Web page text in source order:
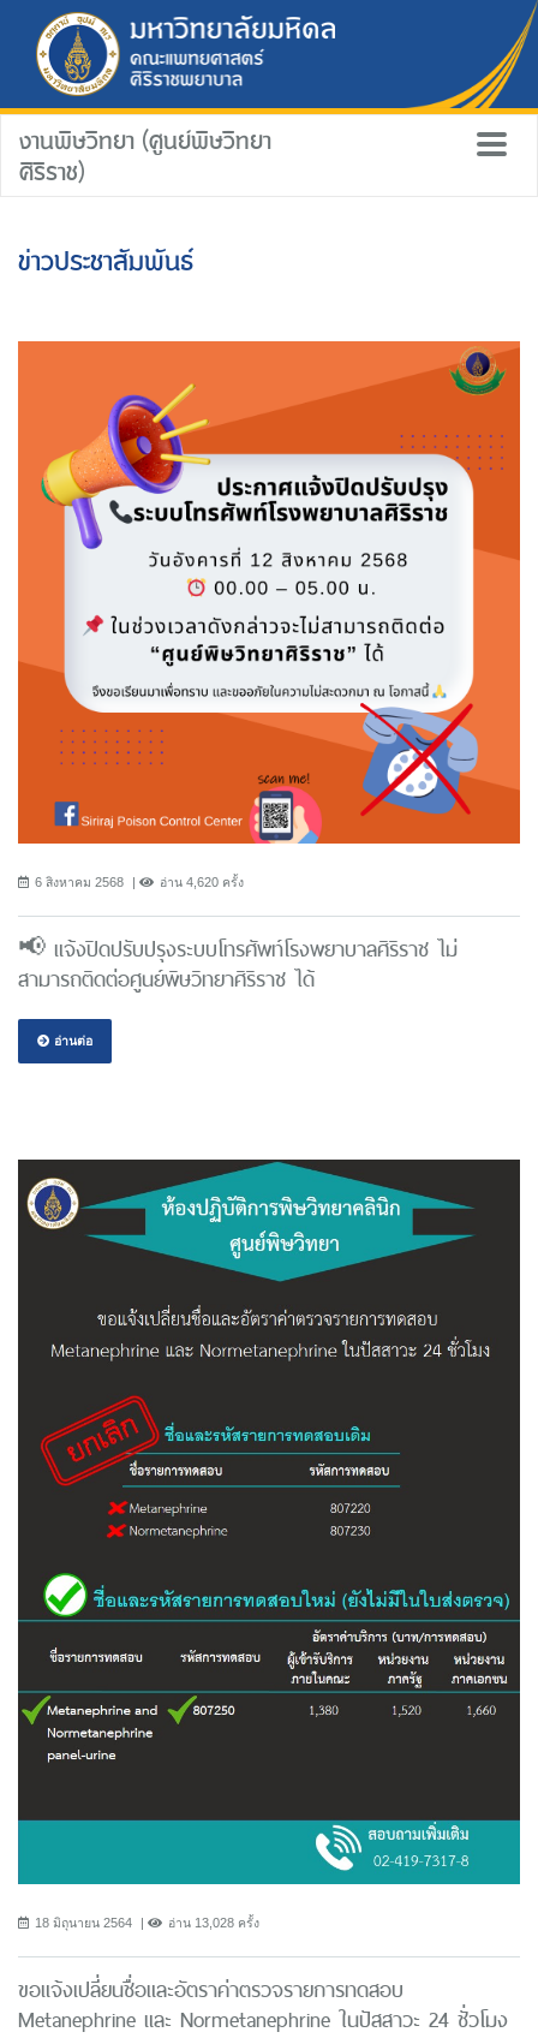
งานพิษวิทยา (ศูนย์พิษวิทยา
ศิริราช)
ข่าวประชาสัมพันธ์
6 สิงหาคม 2568 อ่าน 4,620 ครั้ง
📢 แจ้งปิดปรับปรุงระบบโทรศัพท์โรงพยาบาลศิริราช ไม่
สามารถติดต่อศูนย์พิษวิทยาศิริราช ได้
อ่านต่อ
18 มิถุนายน 2564 อ่าน 13,028 ครั้ง
ขอแจ้งเปลี่ยนชื่อและอัตราค่าตรวจรายการทดสอบ
Metanephrine และ Normetanephrine ในปัสสาวะ 24 ชั่วโมง